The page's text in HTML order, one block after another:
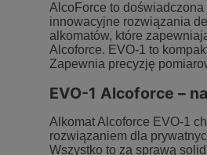
ALCOFIND ELITE +
349,00 zł
AlcoForce to
innowacyjne rozwiązania
alkomatów, które
Alcoforce. EVO-1 to
Zapewnia precyzję
EVO-1 Alcoforce –
Alkomat Alcoforce EVO-1
rozwiązaniem dla
Wszystko to za sprawą